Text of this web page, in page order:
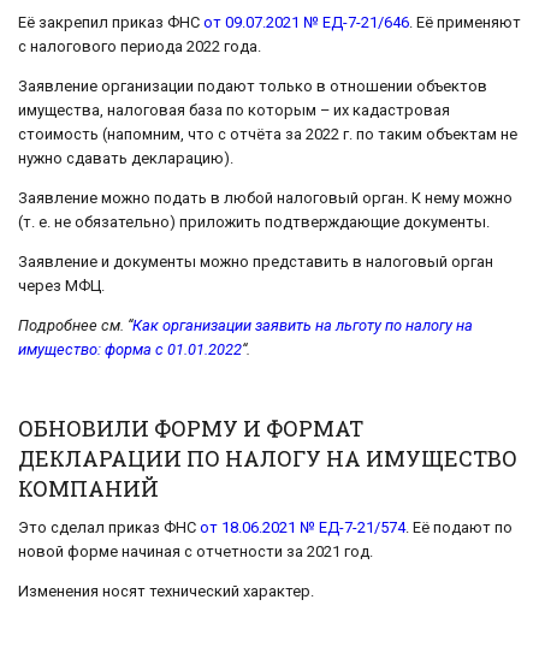
Её закрепил приказ ФНС от 09.07.2021 № ЕД-7-21/646. Её применяют
с налогового периода 2022 года.
Заявление организации подают только в отношении объектов
имущества, налоговая база по которым – их кадастровая
стоимость (напомним, что с отчёта за 2022 г. по таким объектам не
нужно сдавать декларацию).
Заявление можно подать в любой налоговый орган. К нему можно
(т. е. не обязательно) приложить подтверждающие документы.
Заявление и документы можно представить в налоговый орган
через МФЦ.
Подробнее см. “Как организации заявить на льготу по налогу на
имущество: форма с 01.01.2022“.
ОБНОВИЛИ ФОРМУ И ФОРМАТ
ДЕКЛАРАЦИИ ПО НАЛОГУ НА ИМУЩЕСТВО
КОМПАНИЙ
Это сделал приказ ФНС от 18.06.2021 № ЕД-7-21/574. Её подают по
новой форме начиная с отчетности за 2021 год.
Изменения носят технический характер.